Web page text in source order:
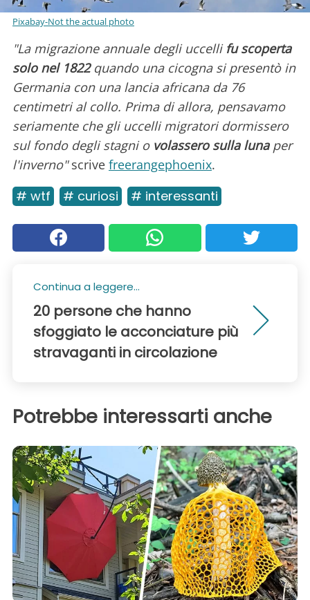
Pixabay-Not the actual photo
"La migrazione annuale degli uccelli fu scoperta
solo nel 1822quando una cicogna si presentò in
Germania con una lancia africana da 76
centimetri al collo. Prima di allora, pensavamo
seriamente che gli uccelli migratori dormissero
sul fondo degli stagni ovolassero sulla luna per
l'inverno"scrive freerangephoenix.
# wtf # curiosi # interessanti
Continua a leggere...
20 persone che hanno
sfoggiato le acconciature più
stravaganti in circolazione
Potrebbe interessarti anche